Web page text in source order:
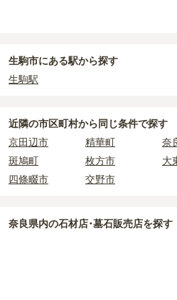
正確な費用は、区画や石材の選び方
必ず確認することをおすすめします。
現地への見学が難しい場合は、資料
内を取り寄せることができます。
契約条件の詳細は、各霊園のページ
生駒市にある駅から探す
生駒駅
近隣の市区町村から同じ条件で探す
京田辺市
精華町 奈
斑鳩町
枚方市 大
四條畷市
交野市
奈良県内の石材店･墓石販売店を探す